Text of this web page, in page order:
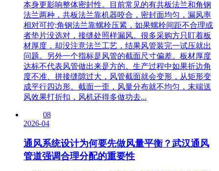
本身更影响整体密封性。目前常见的有共板法兰和角钢
法兰两种，共板法兰靠机器咬合，密封面均匀，漏风率
相对可控;角钢法兰靠螺栓压紧，如果螺栓间距不合理或
者垫片没选对，接缝处照样漏风。很多采购方只盯着板
材厚度，却没注意法兰工艺，结果风管装完一试压就出
问题。另外一个指标是风管的截面尺寸偏差。板材厚度
达标不代表风管做出来是方的。生产过程中如果折边角
度不准、拼接缝隙过大，风管截面就会变形，从矩形变
成平行四边形。截面一歪，风量分布就不均匀，末端送
风效果打折扣，风机还得多做功去...
08
2026-04
通风系统设计为何要先做风量平衡？武汉通风
管道强调合理分配的重要性